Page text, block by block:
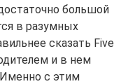
большой
в разумных
сказать Five
и в нем
Именно с этим